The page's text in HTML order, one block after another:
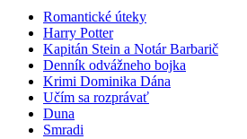
Romantické úteky
Harry Potter
Kapitán Stein a Notár Barbarič
Denník odvážneho bojka
Krimi Dominika Dána
Učím sa rozprávať
Duna
Smradi